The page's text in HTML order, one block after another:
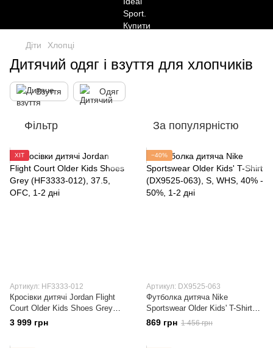
Діти Хлопці
Дитячий одяг і взуття для хлопчиків
Взуття Одяг
Фільтр За популярністю
ХІТ
Артикул: HF3333-012
Кросівки дитячі Jordan Flight
Court Older Kids Shoes Grey
(HF3333-012)
3 999 грн
−40%
Артикул: DX9525-063
Футболка дитяча Nike
Sportswear Older Kids' T-Shirt
(DX9525-063)
869 грн 1 456 грн